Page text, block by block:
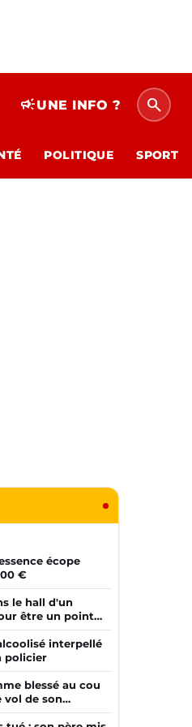
campaignUNE INFO ? search
POLITIQUE SPORT
écope
€
le hall d'un
être un point
interpellé
policier
blessé au cou
vol de son